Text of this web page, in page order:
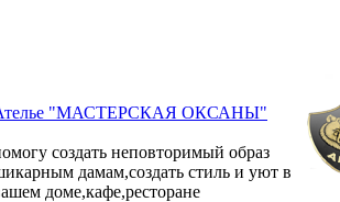
"МАСТЕРСКАЯ ОКСАНЫ"
создать неповторимый образ
дамам,создать стиль и уют в
доме,кафе,ресторане